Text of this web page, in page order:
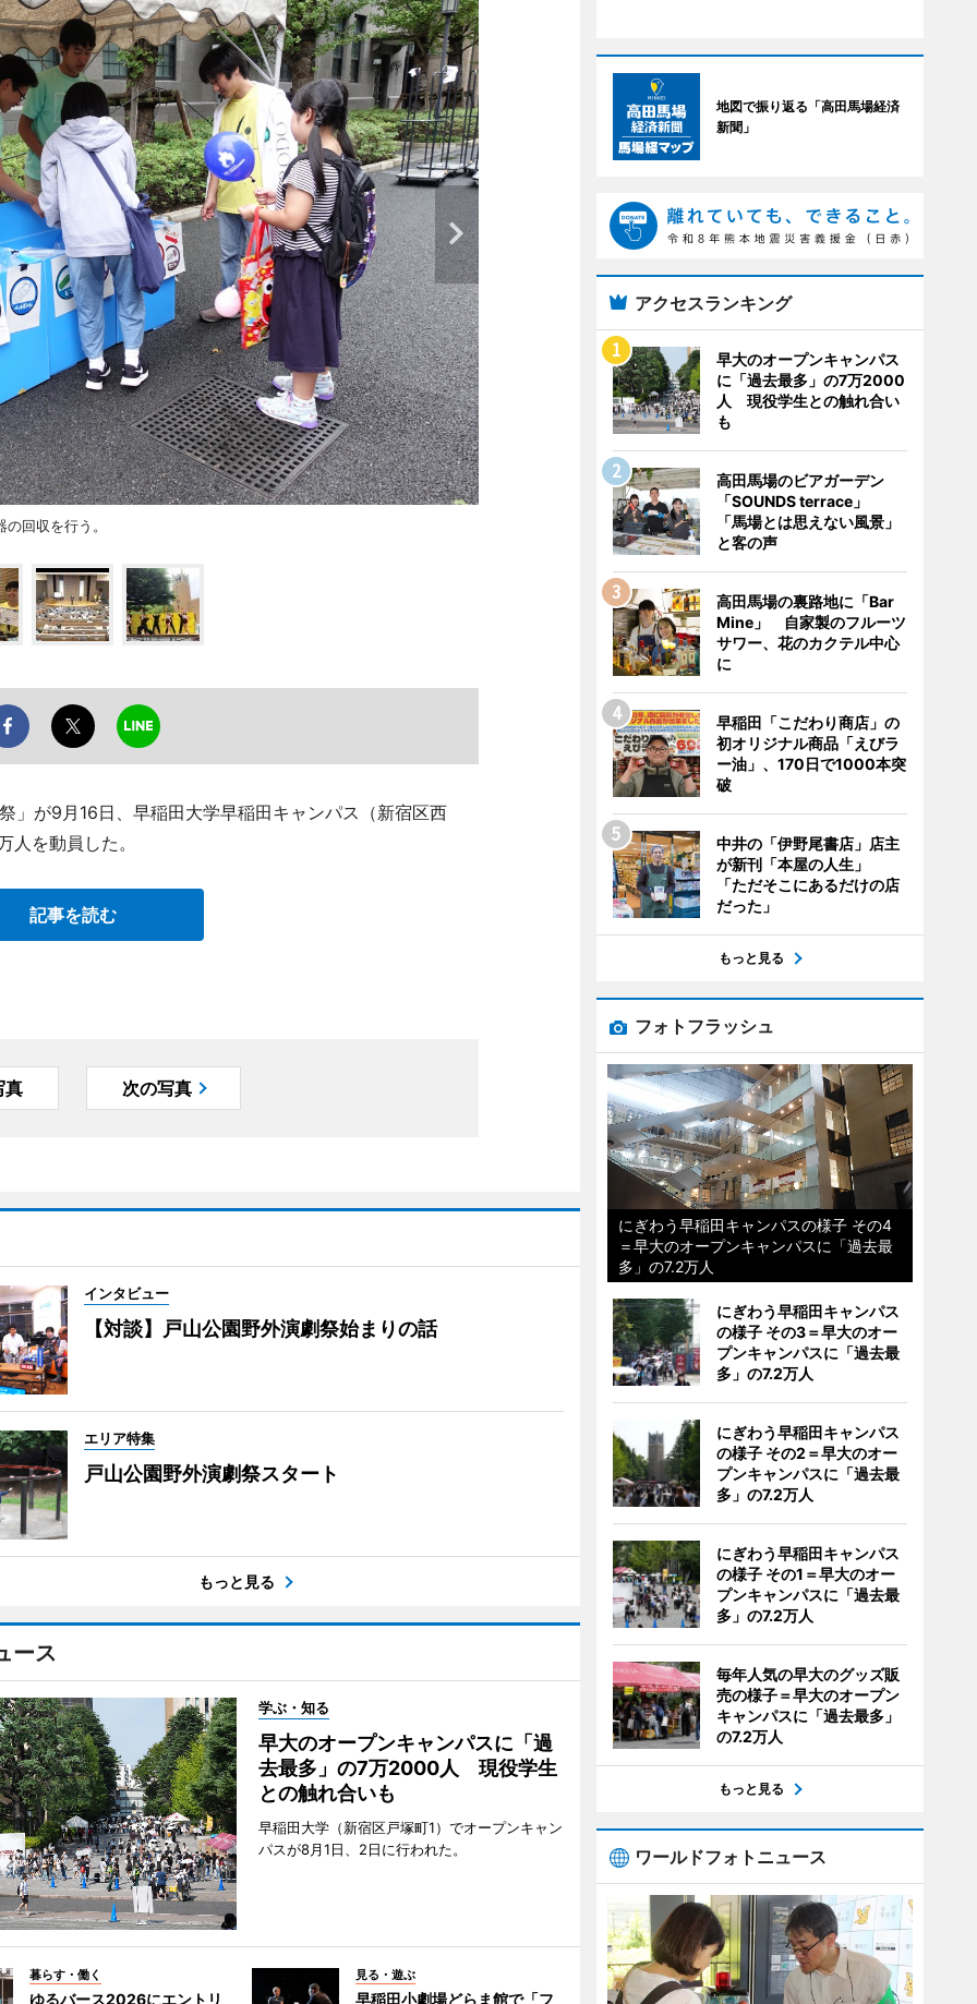
回収を行う。
」が9月16日、早稲田大学早稲田キャンパス（新宿区西
人を動員した。
記事を読む
真 次の写真
インタビュー
【対談】戸山公園野外演劇祭始まりの話
エリア特集
戸山公園野外演劇祭スタート
もっと見る
ース
学ぶ・知る
早大のオープンキャンパスに「過
去最多」の7万2000人 現役学生
との触れ合いも
早稲田大学（新宿区戸塚町1）でオープンキャン
パスが8月1日、2日に行われた。
暮らす・働く
ゆるバース2026にエントリ
見る・遊ぶ
早稲田小劇場どらま館で「フ
地図で振り返る「高田馬場経済
新聞」
アクセスランキング
早大のオープンキャンパス
に「過去最多」の7万2000
人 現役学生との触れ合い
も
高田馬場のビアガーデン
「SOUNDS terrace」
「馬場とは思えない風景」
と客の声
高田馬場の裏路地に「Bar
Mine」 自家製のフルーツ
サワー、花のカクテル中心
に
早稲田「こだわり商店」の
初オリジナル商品「えびラ
ー油」、170日で1000本突
破
中井の「伊野尾書店」店主
が新刊「本屋の人生」
「ただそこにあるだけの店
だった」
もっと見る
フォトフラッシュ
にぎわう早稲田キャンパスの様子 その4
＝早大のオープンキャンパスに「過去最
多」の7.2万人
にぎわう早稲田キャンパス
の様子 その3＝早大のオー
プンキャンパスに「過去最
多」の7.2万人
にぎわう早稲田キャンパス
の様子 その2＝早大のオー
プンキャンパスに「過去最
多」の7.2万人
にぎわう早稲田キャンパス
の様子 その1＝早大のオー
プンキャンパスに「過去最
多」の7.2万人
毎年人気の早大のグッズ販
売の様子＝早大のオープン
キャンパスに「過去最多」
の7.2万人
もっと見る
ワールドフォトニュース